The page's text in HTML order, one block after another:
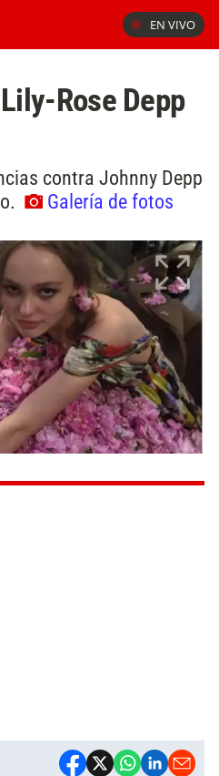
EN VIVO
Rose Depp
contra Johnny Depp
Galería de fotos